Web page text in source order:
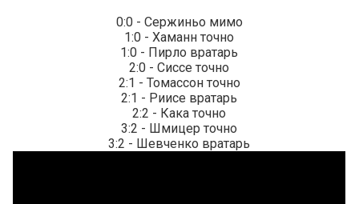
0:0 - Сержиньо мимо
1:0 - Хаманн точно
1:0 - Пирло вратарь
2:0 - Сиссе точно
2:1 - Томассон точно
2:1 - Риисе вратарь
2:2 - Кака точно
3:2 - Шмицер точно
3:2 - Шевченко вратарь